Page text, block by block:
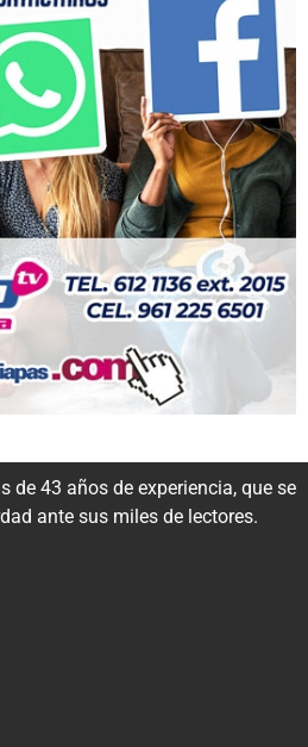
de 43 años de experiencia, que se
ante sus miles de lectores.